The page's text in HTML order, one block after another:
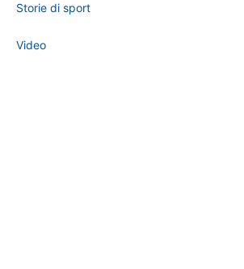
Storie di sport
Video